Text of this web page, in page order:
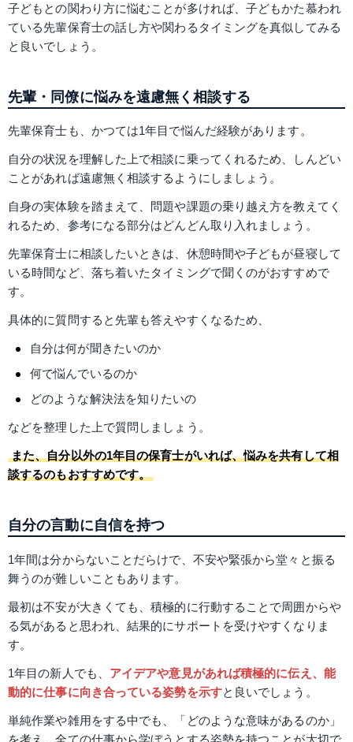
子どもとの関わり方に悩むことが多ければ、子どもかた慕われ
ている先輩保育士の話し方や関わるタイミングを真似してみる
と良いでしょう。
先輩・同僚に悩みを遠慮無く相談する
先輩保育士も、かつては1年目で悩んだ経験があります。
自分の状況を理解した上で相談に乗ってくれるため、しんどい
ことがあれば遠慮無く相談するようにしましょう。
自身の実体験を踏まえて、問題や課題の乗り越え方を教えてく
れるため、参考になる部分はどんどん取り入れましょう。
先輩保育士に相談したいときは、休憩時間や子どもが昼寝して
いる時間など、落ち着いたタイミングで聞くのがおすすめで
す。
具体的に質問すると先輩も答えやすくなるため、
自分は何が聞きたいのか
何で悩んでいるのか
どのような解決法を知りたいの
などを整理した上で質問しましょう。
また、自分以外の1年目の保育士がいれば、悩みを共有して相
談するのもおすすめです。
自分の言動に自信を持つ
1年間は分からないことだらけで、不安や緊張から堂々と振る
舞うのが難しいこともあります。
最初は不安が大きくても、積極的に行動することで周囲からや
る気があると思われ、結果的にサポートを受けやすくなりま
す。
1年目の新人でも、 アイデアや意見があれば積極的に伝え、能
動的に仕事に向き合っている姿勢を示すと良いでしょう。
単純作業や雑用をする中でも、「どのような意味があるのか」
を考え、全ての仕事から学ぼうとする姿勢を持つことが大切で